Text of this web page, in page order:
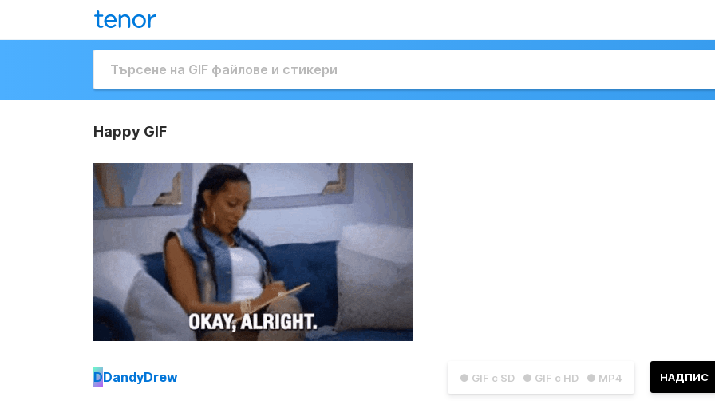
Happy GIF
● GIF с SD ● GIF с HD ● MP4 НАДПИС
DDandyDrew